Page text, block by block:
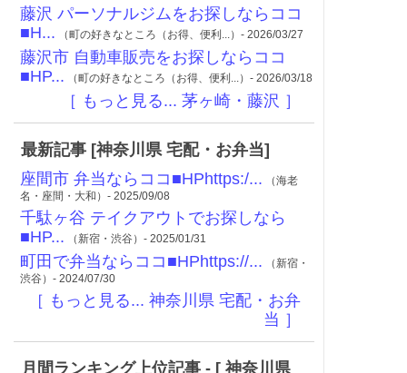
藤沢 パーソナルジムをお探しならココ
■H... （町の好きなところ（お得、便利...）- 2026/03/27
藤沢市 自動車販売をお探しならココ
■HP... （町の好きなところ（お得、便利...）- 2026/03/18
［ もっと見る... 茅ヶ崎・藤沢 ］
最新記事 [神奈川県 宅配・お弁当]
座間市 弁当ならココ■HPhttps:/... （海老
名・座間・大和）- 2025/09/08
千駄ヶ谷 テイクアウトでお探しなら
■HP... （新宿・渋谷）- 2025/01/31
町田で弁当ならココ■HPhttps://... （新宿・
渋谷）- 2024/07/30
［ もっと見る... 神奈川県 宅配・お弁
当 ］
月間ランキング上位記事 - [ 神奈川県